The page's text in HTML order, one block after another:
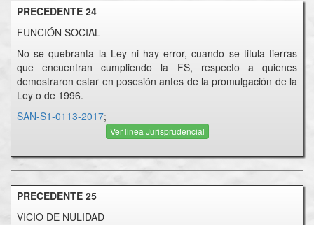
PRECEDENTE 24
FUNCIÓN SOCIAL
No se quebranta la Ley ni hay error, cuando se titula tierras
que encuentran cumpliendo la FS, respecto a quienes
demostraron estar en posesión antes de la promulgación de la
Ley o de 1996.
SAN-S1-0113-2017;
Ver linea Jurisprudencial
PRECEDENTE 25
VICIO DE NULIDAD